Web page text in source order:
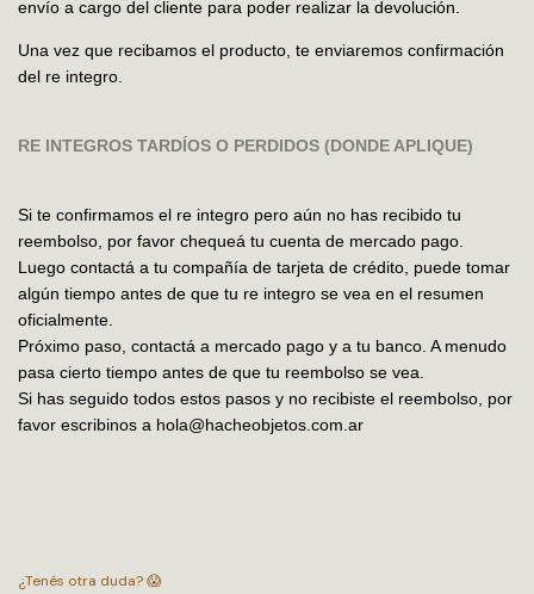
envío a cargo del cliente para poder realizar la devolución.
Una vez que recibamos el producto, te enviaremos confirmación
del re integro.
RE INTEGROS TARDÍOS O PERDIDOS (DONDE APLIQUE)
Si te confirmamos el re integro pero aún no has recibido tu
reembolso, por favor chequeá tu cuenta de mercado pago.
Luego contactá a tu compañía de tarjeta de crédito, puede tomar
algún tiempo antes de que tu re integro se vea en el resumen
oficialmente.
Próximo paso, contactá a mercado pago y a tu banco. A menudo
pasa cierto tiempo antes de que tu reembolso se vea.
Si has seguido todos estos pasos y no recibiste el reembolso, por
favor escribinos a hola@hacheobjetos.com.ar
¿Tenés otra duda? 😱